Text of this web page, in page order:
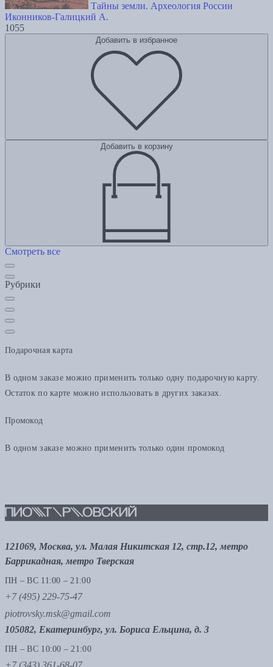
Тайны земли. Археология России
Иконников-Галицкий А.
1055
Добавить в избранное
Добавить в корзину
Смотреть все
Рубрики
Подарочная карта
В одном заказе можно применить только одну подарочную карту.
Остаток по карте можно использовать в других заказах.
Промокод
В одном заказе можно применить только один промокод
121069, Москва, ул. Малая Никитская 12, стр.12, метро
Баррикадная, метро Тверская
ПН – ВС 11:00 – 21:00
+7 (495) 229-75-47
piotrovsky.msk@gmail.com
105082, Екатеринбург, ул. Бориса Ельцина, д. 3
ПН – ВС 10:00 – 21:00
+7 (343) 361-68-07